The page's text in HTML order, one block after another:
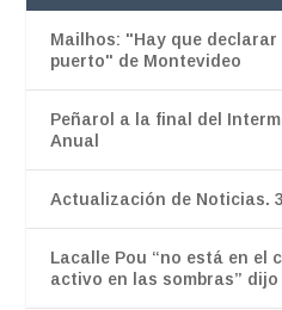
Mailhos: "Hay que declarar
puerto" de Montevideo
Peñarol a la final del
Anual
Actualización de Noticias.
Lacalle Pou “no está en el
activo en las sombras”